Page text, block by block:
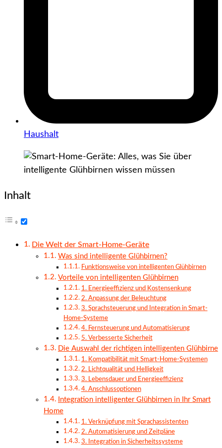
Haushalt
Inhalt
Die Welt der Smart-Home-Geräte
Was sind intelligente Glühbirnen?
Funktionsweise von intelligenten Glühbirnen
Vorteile von intelligenten Glühbirnen
1. Energieeffizienz und Kostensenkung
2. Anpassung der Beleuchtung
3. Sprachsteuerung und Integration in Smart-
Home-Systeme
4. Fernsteuerung und Automatisierung
5. Verbesserte Sicherheit
Die Auswahl der richtigen intelligenten Glühbirne
1. Kompatibilität mit Smart-Home-Systemen
2. Lichtqualität und Helligkeit
3. Lebensdauer und Energieeffizienz
4. Anschlussoptionen
Integration intelligenter Glühbirnen in Ihr Smart
Home
1. Verknüpfung mit Sprachassistenten
2. Automatisierung und Zeitpläne
3. Integration in Sicherheitssysteme